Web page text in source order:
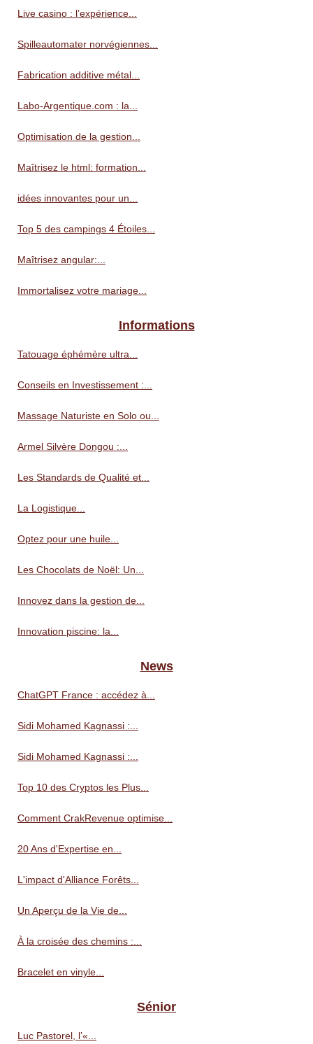
Live casino : l’expérience...
Spilleautomater norvégiennes...
Fabrication additive métal...
Labo-Argentique.com : la...
Optimisation de la gestion...
Maîtrisez le html: formation...
idées innovantes pour un...
Top 5 des campings 4 Étoiles...
Maîtrisez angular:...
Immortalisez votre mariage...
Informations
Tatouage éphémère ultra...
Conseils en Investissement :...
Massage Naturiste en Solo ou...
Armel Silvère Dongou :...
Les Standards de Qualité et...
La Logistique...
Optez pour une huile...
Les Chocolats de Noël: Un...
Innovez dans la gestion de...
Innovation piscine: la...
News
ChatGPT France : accédez à...
Sidi Mohamed Kagnassi :...
Sidi Mohamed Kagnassi :...
Top 10 des Cryptos les Plus...
Comment CrakRevenue optimise...
20 Ans d'Expertise en...
L'impact d'Alliance Forêts...
Un Aperçu de la Vie de...
À la croisée des chemins :...
Bracelet en vinyle...
Sénior
Luc Pastorel, l’«...